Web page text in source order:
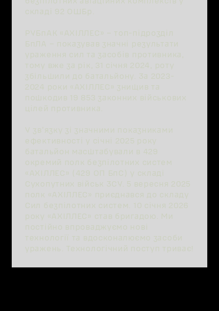
складі 92 ОШБр.
РУБпАК «АХІЛЛЕС» – топ-підрозділ
БпЛА – показував значні результати
ураження сил та засобів противника,
тому вже за рік, 31 січня 2024, роту
збільшили до батальйону. За 2023-
2024 роки «АХІЛЛЕС» знищив та
пошкодив 19 853 законних військових
цілей противника.
У звʼязку зі значними показниками
ефективності у січні 2025 року
батальйон масштабували в 429
окремий полк безпілотних систем
«АХІЛЛЕС» (429 ОП БпС) у складі
Сухопутних військ ЗСУ. 5 вересня 2025
полк «АХІЛЛЕС» приєднався до складу
Сил безпілотних систем. 10 січня 2026
року «АХІЛЛЕС» став бригадою. Ми
постійно впроваджуємо нові
технології та вдосконалюємо засоби
уражень. Технологічний поступ триває!